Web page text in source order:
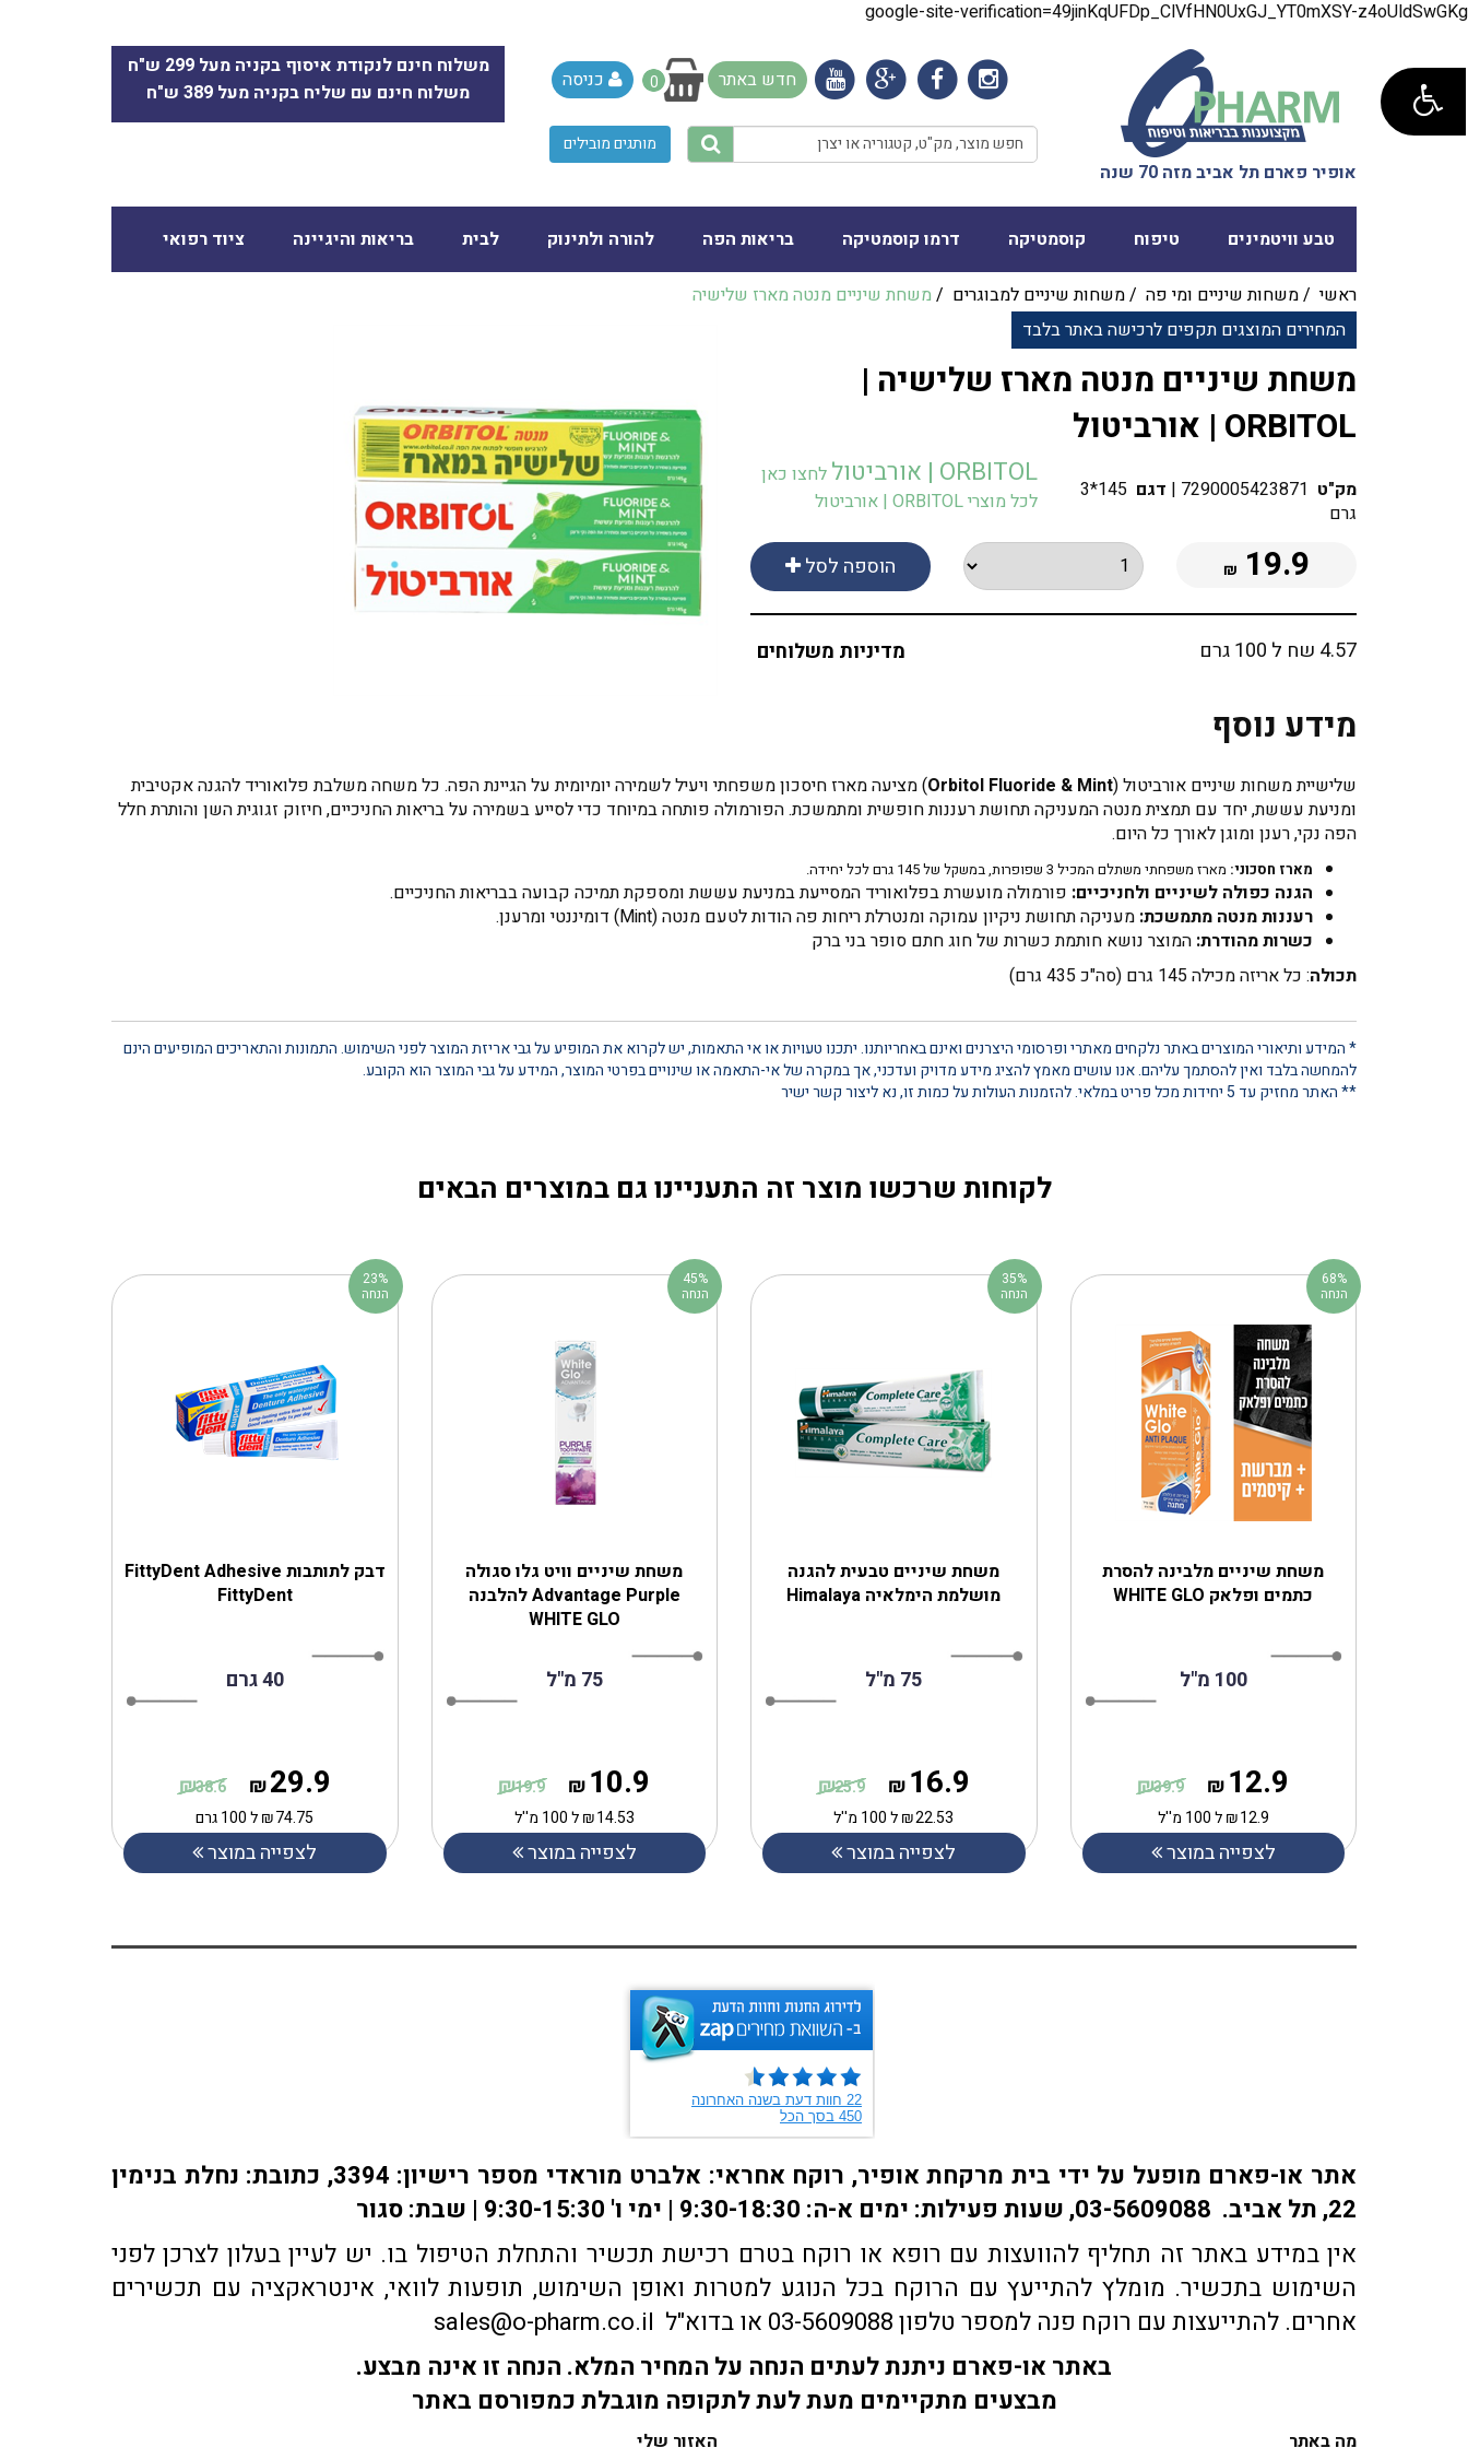
google-site-verification=49jinKqUFDp_ClVfHN0UxGJ_YT0mXSY-z4oUldSwGKg
משלוח חינם לנקודת איסוף בקניה מעל 299 ש"ח
משלוח חינם עם שליח בקניה מעל 389 ש"ח
חדש באתר 0 כניסה
מותגים מובילים
אופיר פארם תל אביב מזה 70 שנה
טבע וויטמינים טיפוח קוסמטיקה דרמו קוסמטיקה בריאות הפה להורה ולתינוק לבית בריאות והיגיינה ציוד רפואי
ראשי /משחות שיניים ומי פה /משחות שיניים למבוגרים /
המחירים המוצגים תקפים לרכישה באתר בלבד
‎משחת שיניים מנטה מארז שלישיה |
ORBITOL | אורביטול
ORBITOL | אורביטול
לחצו כאן
לכל מוצרי ORBITOL | אורביטול
מק"ט 7290005423871
| דגם
145*3
גרם
הוספה לסל 19.9
₪
4.57 שח ל 100 גרם מדיניות משלוחים
מידע נוסף
שלישיית משחות שיניים אורביטול (Orbitol Fluoride & Mint) מציעה מארז חיסכון משפחתי ויעיל לשמירה יומיומית על הגיינת הפה. כל משחה משלבת פלואוריד להגנה אקטיבית
ומניעת עששת, יחד עם תמצית מנטה המעניקה תחושת רעננות חופשית ומתמשכת. הפורמולה פותחה במיוחד כדי לסייע בשמירה על בריאות החניכיים, חיזוק זגוגית השן והותרת חלל
הפה נקי, רענן ומוגן לאורך כל היום.
מארז חסכוני: מארז משפחתי משתלם המכיל 3 שפופרות, במשקל של 145 גרם לכל יחידה.
הגנה כפולה לשיניים ולחניכיים: פורמולה מועשרת בפלואוריד המסייעת במניעת עששת ומספקת תמיכה קבועה בבריאות החניכיים.
רעננות מנטה מתמשכת: מעניקה תחושת ניקיון עמוקה ומנטרלת ריחות פה הודות לטעם מנטה (Mint) דומיננטי ומרענן.
כשרות מהודרת: המוצר נושא חותמת כשרות של חוג חתם סופר בני ברק
תכולה: כל אריזה מכילה 145 גרם (סה"כ 435 גרם)
* המידע ותיאורי המוצרים באתר נלקחים מאתרי ופרסומי היצרנים ואינם באחריותנו. יתכנו טעויות או אי התאמות, יש לקרוא את המופיע על גבי אריזת המוצר לפני השימוש. התמונות והתאריכים המופיעים הינם
להמחשה בלבד ואין להסתמך עליהם. אנו עושים מאמץ להציג מידע מדויק ועדכני, אך במקרה של אי-התאמה או שינויים בפרטי המוצר, המידע על גבי המוצר הוא הקובע.
** האתר מחזיק עד 5 יחידות מכל פריט במלאי. להזמנות העולות על כמות זו, נא ליצור קשר ישיר
לקוחות שרכשו מוצר זה התעניינו גם במוצרים הבאים
דבק לתותבות FittyDent Adhesive
FittyDent
40 גרם
29.9
₪
38.6
₪
74.75
₪ל 100 גרם
לצפייה במוצר
23%
הנחה
משחת שיניים וויט גלו סגולה
Advantage Purple להלבנה
WHITE GLO
75 מ"ל
10.9
₪
19.9
₪
14.53
₪ל 100 מ''ל
לצפייה במוצר
45%
הנחה
משחת שיניים טבעית להגנה
מושלמת הימלאיה Himalaya
75 מ"ל
16.9
₪
25.9
₪
22.53
₪ל 100 מ''ל
לצפייה במוצר
35%
הנחה
משחת שיניים מלבינה להסרת
כתמים ופלאק WHITE GLO
100 מ"ל
12.9
₪
39.9
₪
12.9
₪ל 100 מ''ל
לצפייה במוצר
68%
הנחה
אתר או-פארם מופעל על ידי בית מרקחת אופיר, רוקח אחראי: אלברט מוראדי מספר רישיון: 3394, כתובת: ​נחלת בנימין
22, תל אביב. 03-5609088, שעות פעילות: ימים א-ה: 9:30-18:30 | ימי ו' 9:30-15:30 | שבת: סגור
אין במידע באתר זה תחליף להוועצות עם רופא או רוקח בטרם רכישת תכשיר והתחלת הטיפול בו. יש לעיין בעלון לצרכן לפני
השימוש בתכשיר. מומלץ להתייעץ עם הרוקח בכל הנוגע למטרות ואופן השימוש, תופעות לוואי, אינטראקציה עם תכשירים
אחרים. להתייעצות עם רוקח פנה למספר טלפון 03-5609088 או בדוא"ל sales@o-pharm.co.il
באתר או-פארם ניתנת לעתים הנחה על המחיר המלא. הנחה זו אינה מבצע.
מבצעים מתקיימים מעת לעת לתקופה מוגבלת כמפורסם באתר
האזור שלי מה באתר